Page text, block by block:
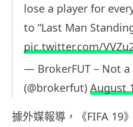
lose a player for
to “Last Man
pic.twitter.com/
— BrokerFUT – Not a
(@brokerfut) August
據外媒報導，《FIFA 19